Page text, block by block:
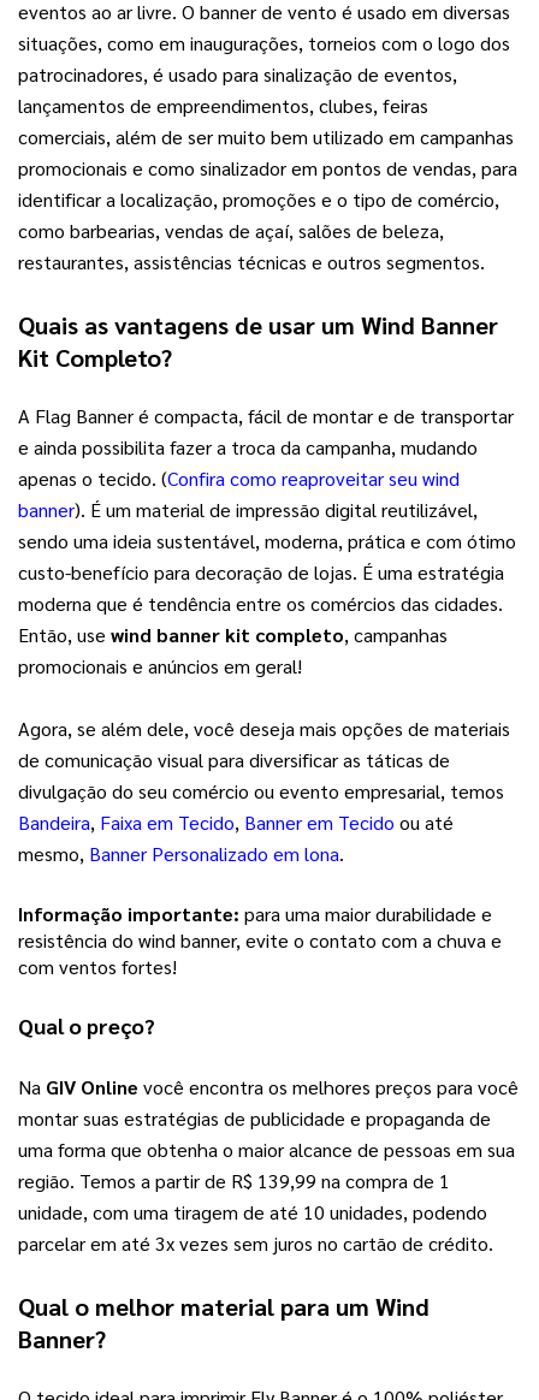
eventos ao ar livre. O banner de vento é usado em diversas
situações, como em inaugurações, torneios com o logo dos
patrocinadores, é usado para sinalização de eventos,
lançamentos de empreendimentos, clubes, feiras
comerciais, além de ser muito bem utilizado em campanhas
promocionais e como sinalizador em pontos de vendas, para
identificar a localização, promoções e o tipo de comércio,
como barbearias, vendas de açaí, salões de beleza,
restaurantes, assistências técnicas e outros segmentos.
Quais as vantagens de usar um Wind Banner
Kit Completo?
A Flag Banner é compacta, fácil de montar e de transportar
e ainda possibilita fazer a troca da campanha, mudando
apenas o tecido. (Confira como reaproveitar seu wind
banner). É um material de impressão digital reutilizável,
sendo uma ideia sustentável, moderna, prática e com ótimo
custo-benefício para decoração de lojas. É uma estratégia
moderna que é tendência entre os comércios das cidades.
Então, use wind banner kit completo, campanhas
promocionais e anúncios em geral!
Agora, se além dele, você deseja mais opções de materiais
de comunicação visual para diversificar as táticas de
Bandeira, Faixa em Tecido, Banner em Tecido ou até
mesmo, Banner Personalizado em lona.
Informação importante: para uma maior durabilidade e
resistência do wind banner, evite o contato com a chuva e
com ventos fortes!
Qual o preço?
Na GIV Online você encontra os melhores preços para você
montar suas estratégias de publicidade e propaganda de
uma forma que obtenha o maior alcance de pessoas em sua
região. Temos a partir de R$ 139,99 na compra de 1
unidade, com uma tiragem de até 10 unidades, podendo
parcelar em até 3x vezes sem juros no cartão de crédito.
Qual o melhor material para um Wind
Banner?